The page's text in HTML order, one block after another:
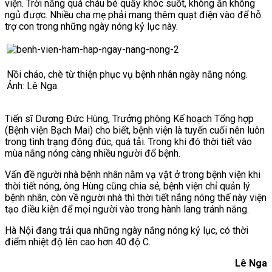
viện. Trời nắng quá cháu bé quấy khóc suốt, không ăn không
ngủ được. Nhiều cha mẹ phải mang thêm quạt điện vào để hỗ
trợ con trong những ngày nóng kỷ lục này.
Nồi cháo, chè từ thiện phục vụ bệnh nhân ngày nắng nóng.
Ảnh: Lê Nga.
Tiến sĩ Dương Đức Hùng, Trưởng phòng Kế hoạch Tổng hợp
(Bệnh viện Bạch Mai) cho biết, bệnh viện là tuyến cuối nên luôn
trong tình trạng đông đúc, quá tải. Trong khi đó thời tiết vào
mùa nắng nóng càng nhiều người đổ bệnh.
Vấn đề người nhà bệnh nhân nằm vạ vật ở trong bệnh viện khi
thời tiết nóng, ông Hùng cũng chia sẻ, bệnh viện chỉ quản lý
bệnh nhân, còn về người nhà thì thời tiết nắng nóng thế này viện
tạo điều kiện để mọi người vào trong hành lang tránh nắng.
Hà Nội đang trải qua những ngày nắng nóng kỷ lục, có thời
điểm nhiệt độ lên cao hơn 40 độ C.
Lê Nga